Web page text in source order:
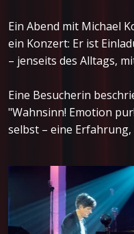
Ein Abend mit Michael
ein Konzert: Er ist
– jenseits des Alltags,
Eine Besucherin
"Wahnsinn! Emotion
selbst – eine Erfahrung,